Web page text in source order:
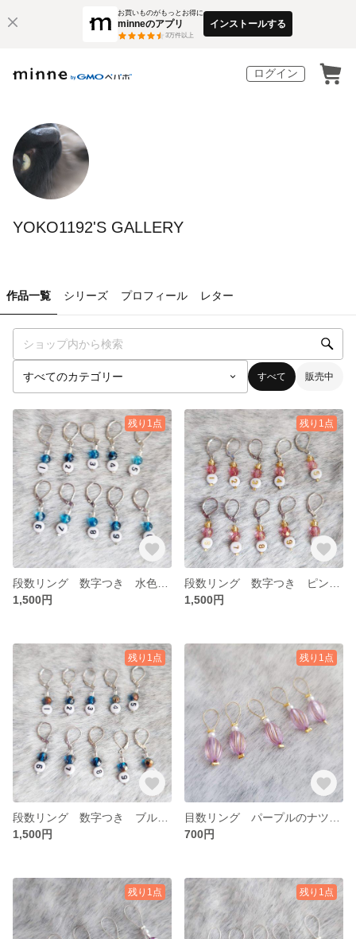
お買いものがもっとお得に
minneのアプリ
3万件以上
インストールする
ログイン
YOKO1192'S GALLERY
作品一覧 シリーズ プロフィール レター
すべて 販売中
残り1点
1,500円
残り1点
1,500円
残り1点
1,500円
残り1点
700円
残り1点 残り1点